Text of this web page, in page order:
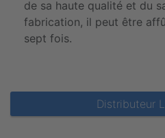
de sa haute qualité et du
fabrication, il peut être
sept fois.
Distributeur